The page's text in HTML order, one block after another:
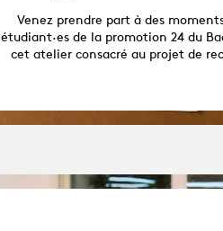
Venez prendre part à des
étudiant·es de la promotion 24 du
cet atelier consacré au projet de